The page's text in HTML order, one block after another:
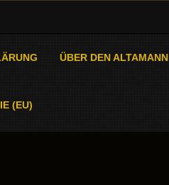
ÜBER DEN ALTAMANN
(EU)